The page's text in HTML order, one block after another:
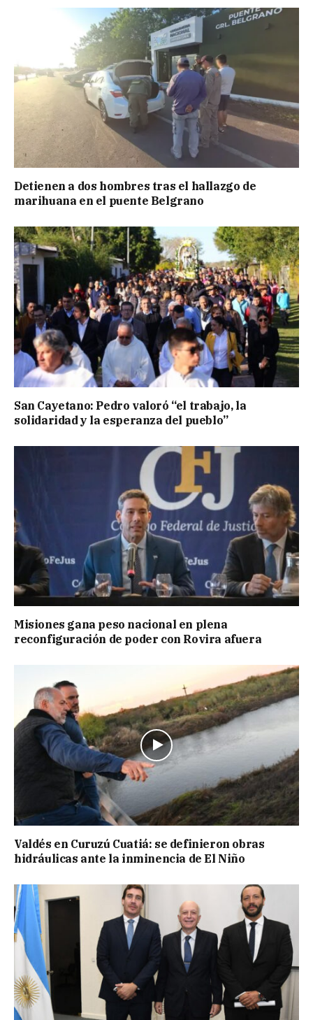
Detienen a dos hombres tras el hallazgo de
marihuana en el puente Belgrano
San Cayetano: Pedro valoró “el trabajo, la
solidaridad y la esperanza del pueblo”
Misiones gana peso nacional en plena
reconfiguración de poder con Rovira afuera
Valdés en Curuzú Cuatiá: se definieron obras
hidráulicas ante la inminencia de El Niño